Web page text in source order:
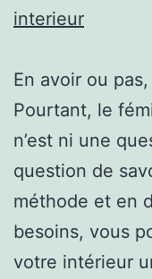
interieur
En avoir ou
Pourtant, le
n’est ni une
question de
méthode et en
besoins, vous
votre intérieur